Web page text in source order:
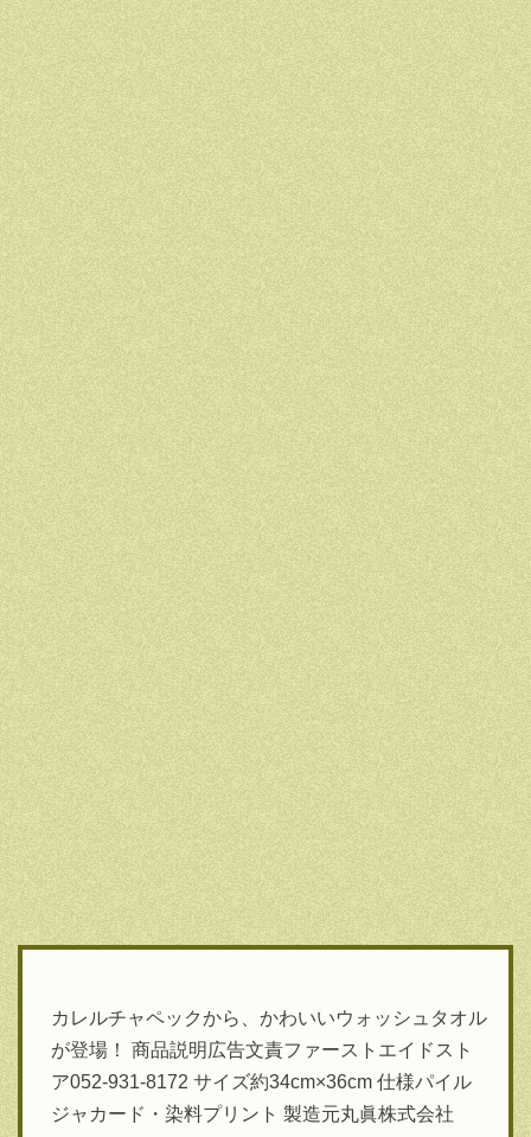
カレルチャペックから、かわいいウォッシュタオル
が登場！ 商品説明広告文責ファーストエイドスト
ア052-931-8172 サイズ約34cm×36cm 仕様パイル
ジャカード・染料プリント 製造元丸眞株式会社